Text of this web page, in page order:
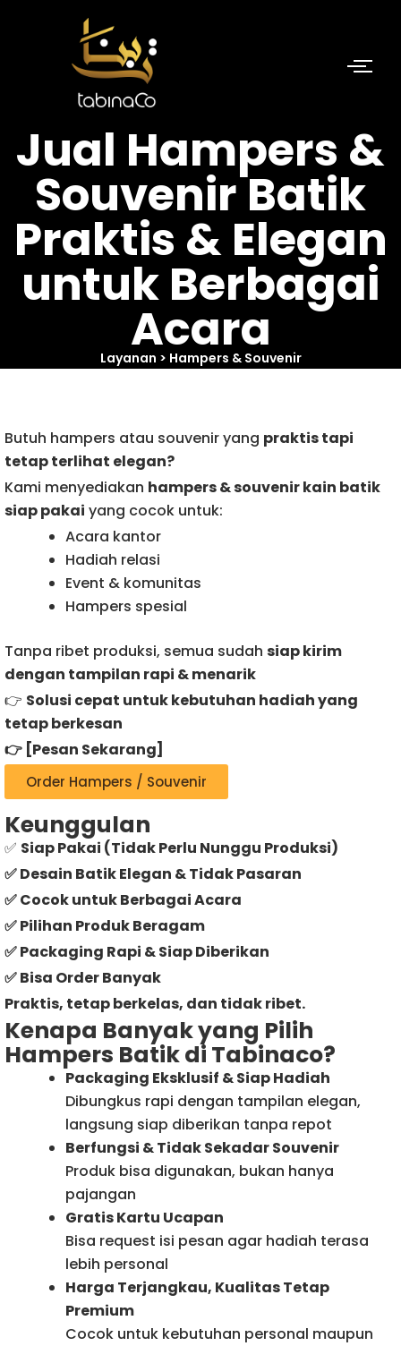
Jual Hampers &
Souvenir Batik
Praktis & Elegan
untuk Berbagai
Acara
Layanan > Hampers & Souvenir
Butuh hampers atau souvenir yang praktis tapi
tetap terlihat elegan?
Kami menyediakan hampers & souvenir kain batik
siap pakai yang cocok untuk:
Acara kantor
Hadiah relasi
Event & komunitas
Hampers spesial
Tanpa ribet produksi, semua sudah siap kirim
dengan tampilan rapi & menarik
👉 Solusi cepat untuk kebutuhan hadiah yang
tetap berkesan
👉 [Pesan Sekarang]
Order Hampers / Souvenir
Keunggulan
✅ Siap Pakai (Tidak Perlu Nunggu Produksi)
✅ Desain Batik Elegan & Tidak Pasaran
✅ Cocok untuk Berbagai Acara
✅ Pilihan Produk Beragam
✅ Packaging Rapi & Siap Diberikan
✅ Bisa Order Banyak
Praktis, tetap berkelas, dan tidak ribet.
Kenapa Banyak yang Pilih
Hampers Batik di Tabinaco?
Packaging Eksklusif & Siap Hadiah
Dibungkus rapi dengan tampilan elegan,
langsung siap diberikan tanpa repot
Berfungsi & Tidak Sekadar Souvenir
Produk bisa digunakan, bukan hanya
pajangan
Gratis Kartu Ucapan
Bisa request isi pesan agar hadiah terasa
lebih personal
Harga Terjangkau, Kualitas Tetap
Premium
Cocok untuk kebutuhan personal maupun